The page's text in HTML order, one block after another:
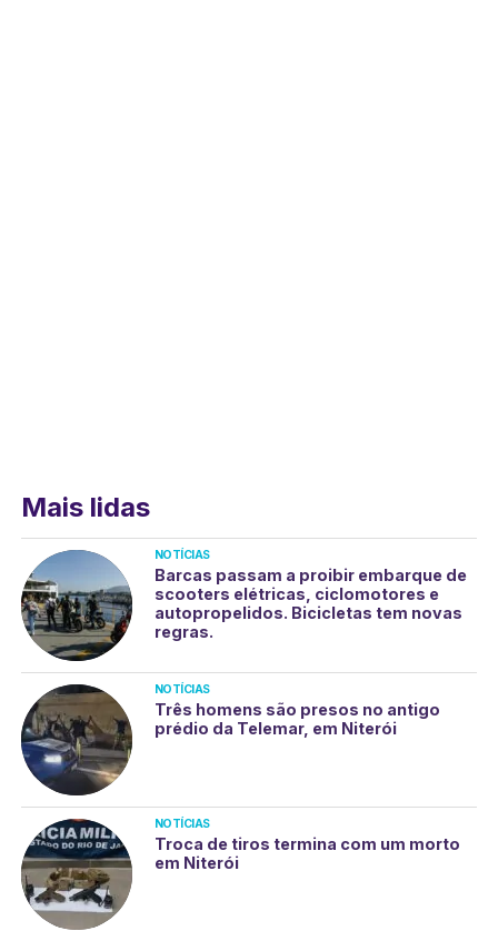
Mais lidas
NOTÍCIAS
Barcas passam a proibir embarque de
scooters elétricas, ciclomotores e
autopropelidos. Bicicletas tem novas
regras.
NOTÍCIAS
Três homens são presos no antigo
prédio da Telemar, em Niterói
NOTÍCIAS
Troca de tiros termina com um morto
em Niterói